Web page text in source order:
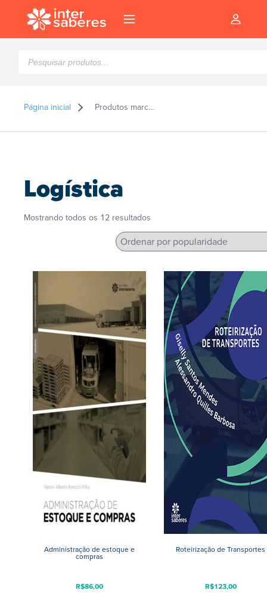
produtos
Página inicial Produtos marcados como “Logística”
Logística
Mostrando todos os 12 resultados
popularidade
Administração de estoque e
compras
R$86,00
Roteirização de Transportes
R$123,00